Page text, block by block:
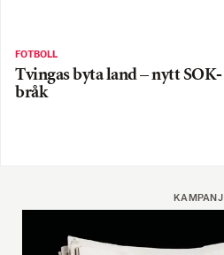
FOTBOLL
Tvingas byta land – nytt SOK-
bråk
KAMPANJ